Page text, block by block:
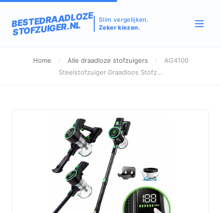
BESTEDRAADLOZE
STOFZUIGER.NL
Slim vergelijken.
Zeker kiezen.
Home / Alle draadloze stofzuigers /
AG4100
Steelstofzuiger Draadloos Stofz...